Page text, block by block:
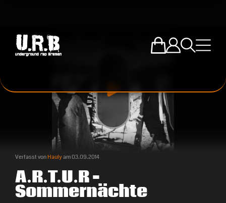
Zum U.R.B-
Einloggen
SucheMenü
Verfasst vonHaulyam03.09.2014
A.R.T.U.R –
Sommernächte